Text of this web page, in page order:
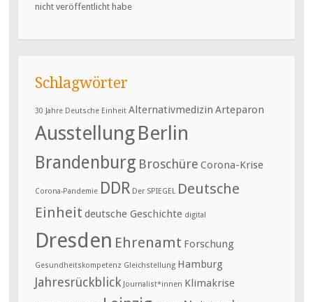
nicht veröffentlicht habe
Schlagwörter
30 Jahre Deutsche Einheit Alternativmedizin Arteparon
AusstellungBerlin
Brandenburg Broschüre Corona-Krise
Corona-Pandemie DDR Der SPIEGEL Deutsche
Einheit deutsche Geschichte digital
Dresden Ehrenamt Forschung
Gesundheitskompetenz Gleichstellung Hamburg
Jahresrückblick Journalist*innen Klimakrise